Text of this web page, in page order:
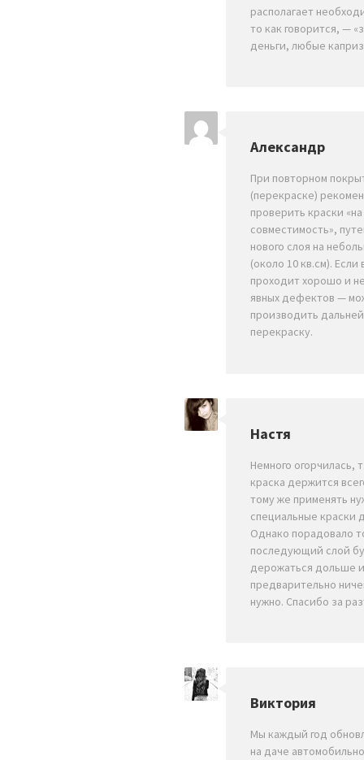
располагает
то как говорится, —
деньги, любые
Александр
При повторном
(перекраске)
проверить краски «на
совместимость»,
нового слоя на
(около 10 кв.см). Если
проходит хорошо и
явных дефектов —
производить
перекраску.
Настя
Немного огорчилась,
краска держится
тому же применять
специальные краски
Однако порадовало
последующий слой
дерожаться дольше и
предварительно
нужно. Спасибо за
Виктория
Мы каждый год
на даче